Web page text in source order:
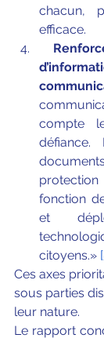
chacun,
efficace.
compte
fonction
et
citoyens.»
Ces axes
sous parties
leur nature.
Le rapport